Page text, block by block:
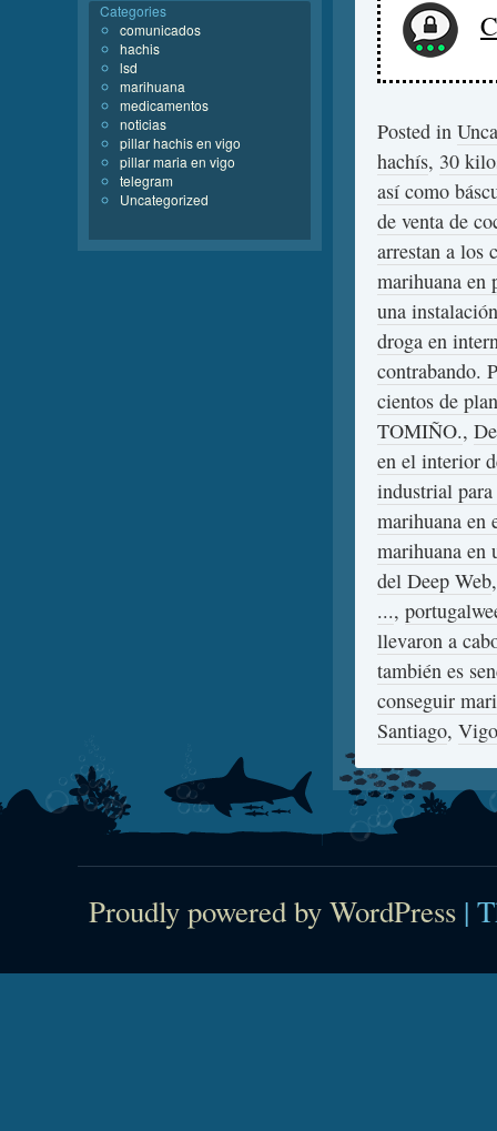
Posted in
hachís, 30
así como
de venta de
arrestan a los
marihuana en
una
droga en
contrabando.
cientos de
TOMIÑO.,
en el interior
industrial
marihuana en
marihuana en
del Deep Web
...,
llevaron a
también es
conseguir
Santiago,
Categories
comunicados
hachis
lsd
marihuana
medicamentos
noticias
pillar hachis en vigo
pillar maria en vigo
telegram
Uncategorized
Proudly powered by WordPress |